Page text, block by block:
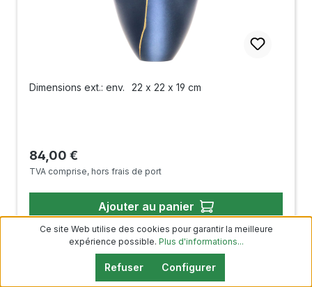
Dimensions ext.: env. 22 x 22 x 19 cm
Prix régulier :
84,00 €
TVA comprise, hors frais de port
Ajouter au panier
Ce site Web utilise des cookies pour garantir la meilleure
expérience possible. Plus d'informations...
Refuser Configurer